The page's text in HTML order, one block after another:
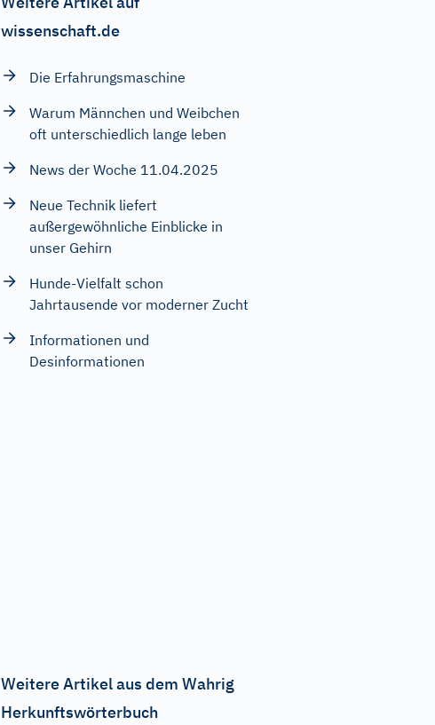
wissenschaft.de
Die Erfahrungsmaschine
Warum Männchen und Weibchen
oft unterschiedlich lange leben
News der Woche 11.04.2025
Neue Technik liefert
außergewöhnliche Einblicke in
unser Gehirn
Hunde-Vielfalt schon
Jahrtausende vor moderner Zucht
Informationen und
Desinformationen
Weitere Artikel aus dem Wahrig
Herkunftswörterbuch